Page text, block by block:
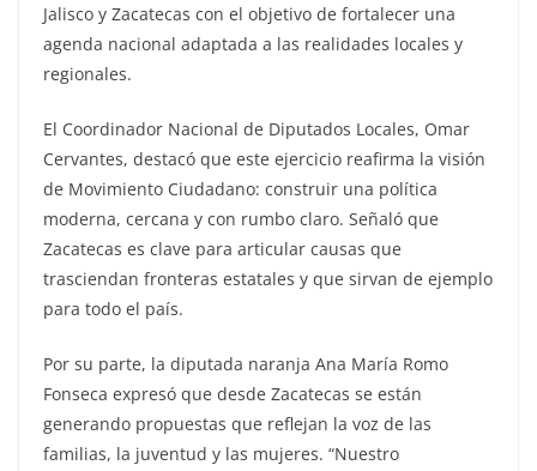
Jalisco y Zacatecas con el objetivo de fortalecer una
agenda nacional adaptada a las realidades locales y
regionales.
El Coordinador Nacional de Diputados Locales, Omar
Cervantes, destacó que este ejercicio reafirma la visión
de Movimiento Ciudadano: construir una política
moderna, cercana y con rumbo claro. Señaló que
Zacatecas es clave para articular causas que
trasciendan fronteras estatales y que sirvan de ejemplo
para todo el país.
Por su parte, la diputada naranja Ana María Romo
Fonseca expresó que desde Zacatecas se están
generando propuestas que reflejan la voz de las
familias, la juventud y las mujeres. “Nuestro